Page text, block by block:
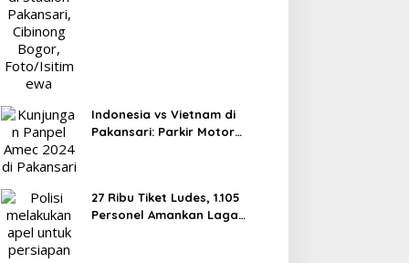
Indonesia vs Vietnam di
Pakansari: Parkir Motor
27 Ribu Tiket Ludes, 1.105
Personel Amankan Laga